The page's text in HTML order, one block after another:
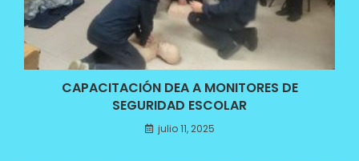
CAPACITACIÓN DEA A MONITORES DE
SEGURIDAD ESCOLAR
julio 11, 2025